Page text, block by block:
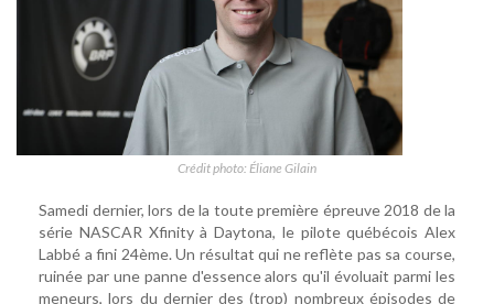
Crédit photo: Éliane Gilain
Samedi dernier, lors de la toute première épreuve 2018 de la
série NASCAR Xfinity à Daytona, le pilote québécois Alex
Labbé a fini 24ème. Un résultat qui ne reflète pas sa course,
ruinée par une panne d'essence alors qu'il évoluait parmi les
meneurs, lors du dernier des (trop) nombreux épisodes de